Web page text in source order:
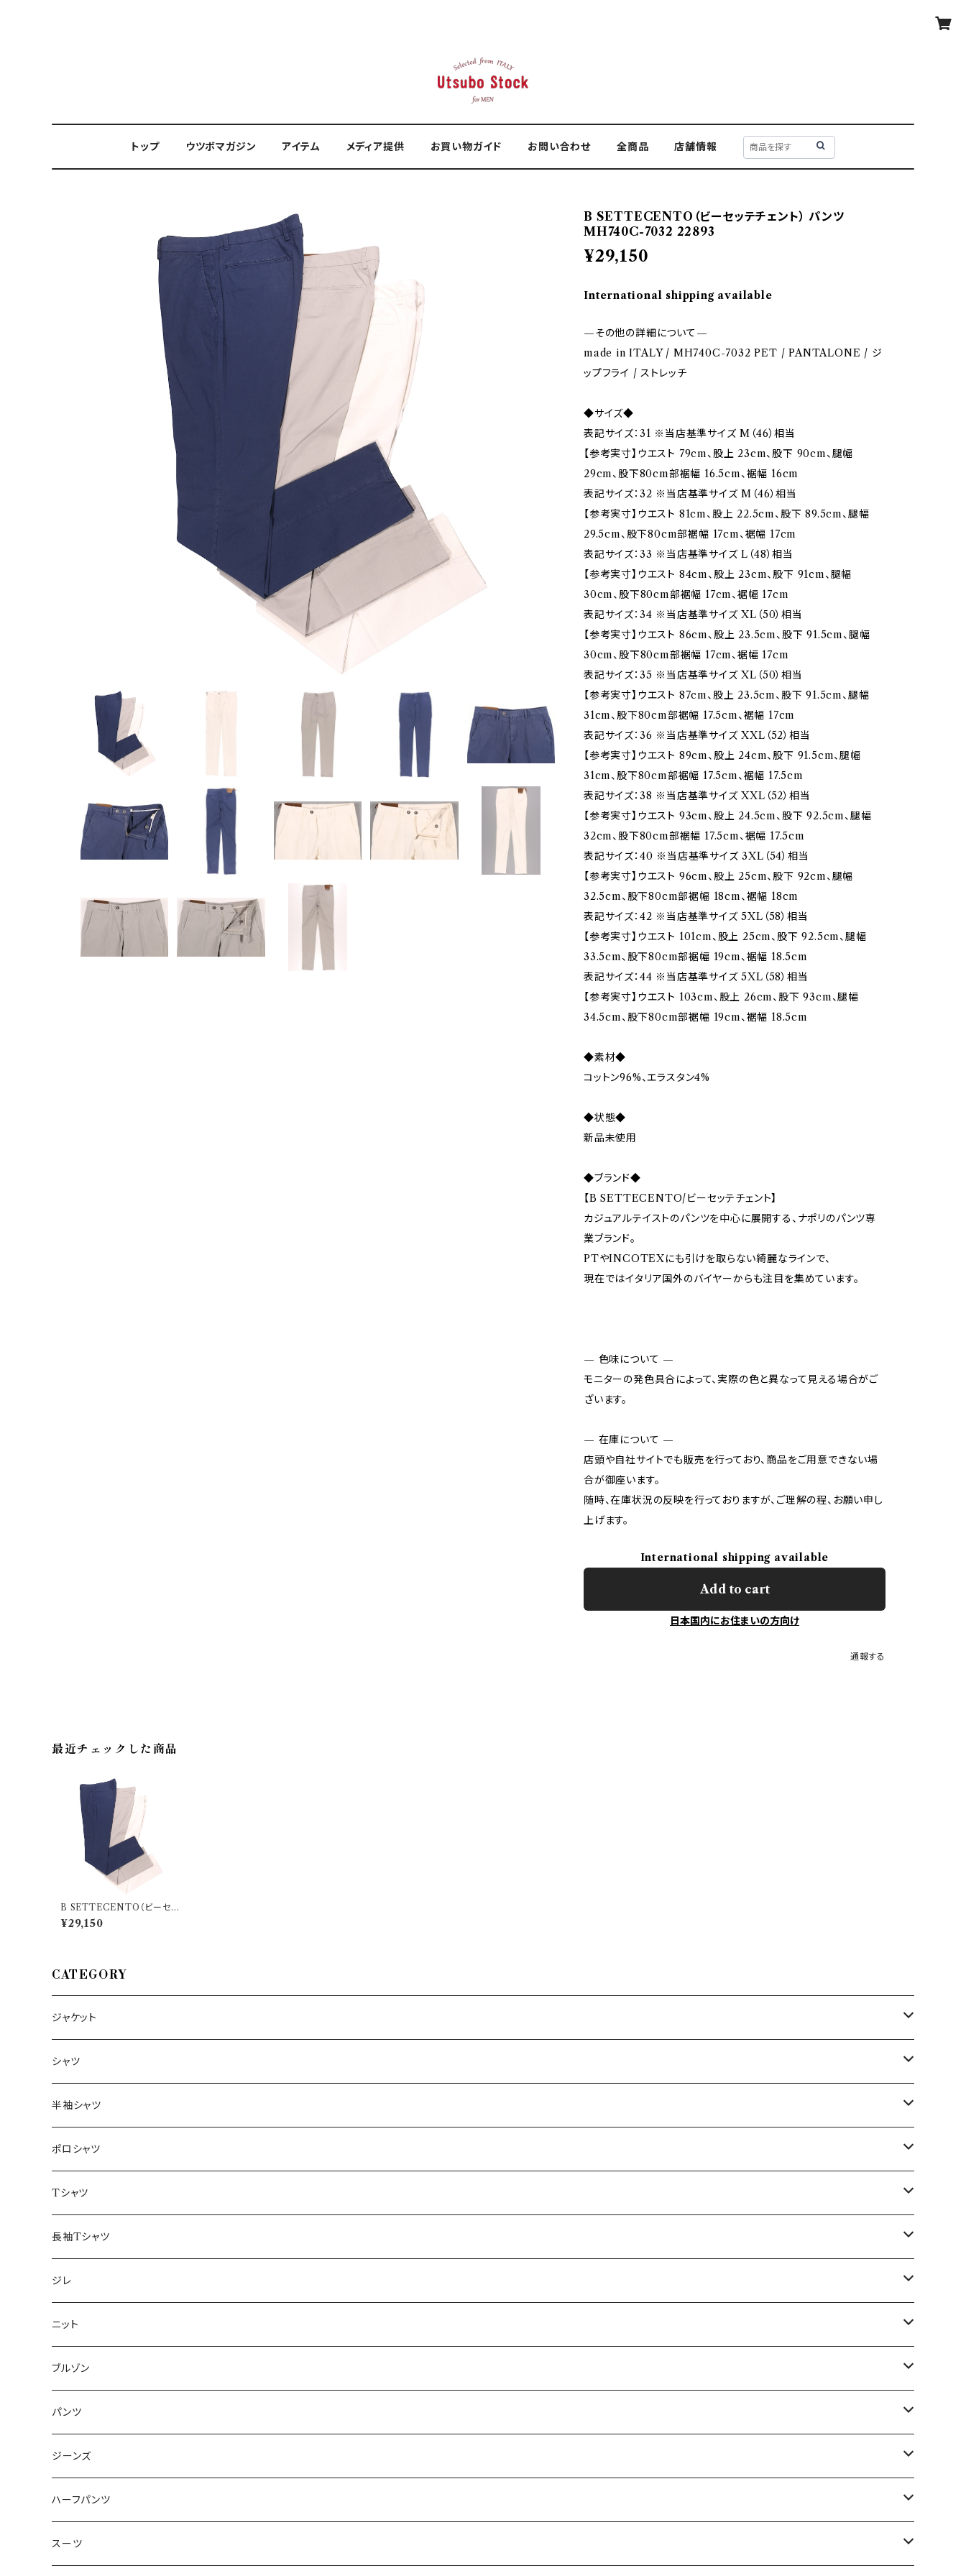
トップ ウツボマガジン アイテム メディア提供 お買い物ガイド お問い合わせ 全商品 店舗情報
B SETTECENTO（ビーセッテチェント） パンツ
MH740C-7032 22893
¥29,150
International shipping available
—その他の詳細について—
made in ITALY / MH740C-7032 PET / PANTALONE / ジ
ップフライ / ストレッチ
◆サイズ◆
表記サイズ：31 ※当店基準サイズ M（46）相当
【参考実寸】ウエスト 79cm、股上 23cm、股下 90cm、腿幅
29cm、股下80cm部裾幅 16.5cm、裾幅 16cm
表記サイズ：32 ※当店基準サイズ M（46）相当
【参考実寸】ウエスト 81cm、股上 22.5cm、股下 89.5cm、腿幅
29.5cm、股下80cm部裾幅 17cm、裾幅 17cm
表記サイズ：33 ※当店基準サイズ L（48）相当
【参考実寸】ウエスト 84cm、股上 23cm、股下 91cm、腿幅
30cm、股下80cm部裾幅 17cm、裾幅 17cm
表記サイズ：34 ※当店基準サイズ XL（50）相当
【参考実寸】ウエスト 86cm、股上 23.5cm、股下 91.5cm、腿幅
30cm、股下80cm部裾幅 17cm、裾幅 17cm
表記サイズ：35 ※当店基準サイズ XL（50）相当
【参考実寸】ウエスト 87cm、股上 23.5cm、股下 91.5cm、腿幅
31cm、股下80cm部裾幅 17.5cm、裾幅 17cm
表記サイズ：36 ※当店基準サイズ XXL（52）相当
【参考実寸】ウエスト 89cm、股上 24cm、股下 91.5cm、腿幅
31cm、股下80cm部裾幅 17.5cm、裾幅 17.5cm
表記サイズ：38 ※当店基準サイズ XXL（52）相当
【参考実寸】ウエスト 93cm、股上 24.5cm、股下 92.5cm、腿幅
32cm、股下80cm部裾幅 17.5cm、裾幅 17.5cm
表記サイズ：40 ※当店基準サイズ 3XL（54）相当
【参考実寸】ウエスト 96cm、股上 25cm、股下 92cm、腿幅
32.5cm、股下80cm部裾幅 18cm、裾幅 18cm
表記サイズ：42 ※当店基準サイズ 5XL（58）相当
【参考実寸】ウエスト 101cm、股上 25cm、股下 92.5cm、腿幅
33.5cm、股下80cm部裾幅 19cm、裾幅 18.5cm
表記サイズ：44 ※当店基準サイズ 5XL（58）相当
【参考実寸】ウエスト 103cm、股上 26cm、股下 93cm、腿幅
34.5cm、股下80cm部裾幅 19cm、裾幅 18.5cm
◆素材◆
コットン96%、エラスタン4%
◆状態◆
新品未使用
◆ブランド◆
【B SETTECENTO/ビーセッテチェント】
カジュアルテイストのパンツを中心に展開する、ナポリのパンツ専
業ブランド。
PTやINCOTEXにも引けを取らない綺麗なラインで、
現在ではイタリア国外のバイヤーからも注目を集めています。
— 色味について —
モニターの発色具合によって、実際の色と異なって見える場合がご
ざいます。
— 在庫について —
店頭や自社サイトでも販売を行っており、商品をご用意できない場
合が御座います。
随時、在庫状況の反映を行っておりますが、ご理解の程、お願い申し
上げます。
International shipping available
Add to cart
日本国内にお住まいの方向け
通報する
最近チェックした商品
B SETTECENTO（ビーセッ
テチェント） パンツ MH740C
-7032 22893
¥29,150
CATEGORY
ジャケット
～44/S
46/M
48/L
50/XL～
シャツ
～44/S
46/M
48/L
50/XL～
半袖シャツ
～44/S
46/M
48/L
50/XL～
ポロシャツ
～44/S
46/M
48/L
50/XL～
Tシャツ
～44/S
46/M
48/L
50/XL～
長袖Tシャツ
～44/S
46/M
48/L
50/XL～
ジレ
～44/S
46/M
48/L
50/XL～
ニット
～44/S
46/M
48/L
50/XL～
ブルゾン
～44/S
46/M
48/L
50/XL～
パンツ
～44/S
46/M
48/L
ジーンズ
～44/S
46/M
ハーフパンツ
～44/S
スーツ